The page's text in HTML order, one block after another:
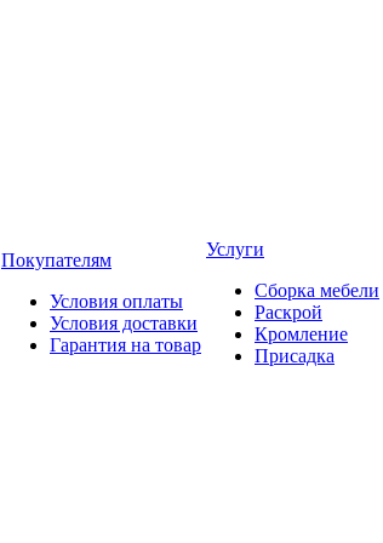
Покупателям
Условия оплаты
Условия доставки
Гарантия на товар
Услуги
Сборка мебели
Раскрой
Кромление
Присадка